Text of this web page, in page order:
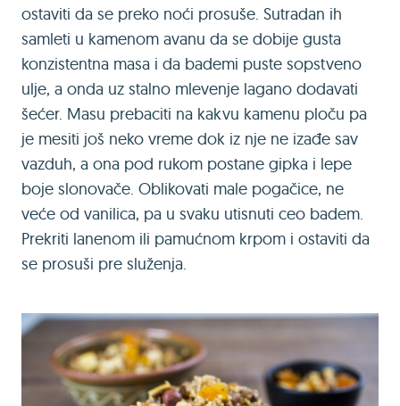
ostaviti da se preko noći prosuše. Sutradan ih
samleti u kamenom avanu da se dobije gusta
konzistentna masa i da bademi puste sopstveno
ulje, a onda uz stalno mlevenje lagano dodavati
šećer. Masu prebaciti na kakvu kamenu ploču pa
je mesiti još neko vreme dok iz nje ne izađe sav
vazduh, a ona pod rukom postane gipka i lepe
boje slonovače. Oblikovati male pogačice, ne
veće od vanilica, pa u svaku utisnuti ceo badem.
Prekriti lanenom ili pamućnom krpom i ostaviti da
se prosuši pre služenja.